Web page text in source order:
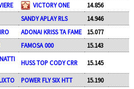
VICTORY ONE
14.856
SANDY APLAY RLS
14.946
ADONAI KRISS TA FAME
15.077
FAMOSA 000 15.143
HUSS TOP CODY CRR 15.145
POWER FLY SIX HTT 15.190